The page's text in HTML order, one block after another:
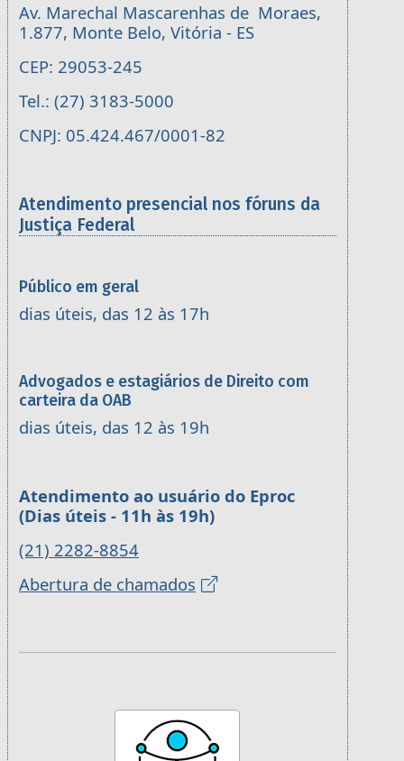
Av. Marechal Mascarenhas de Moraes,
1.877, Monte Belo, Vitória - ES
CEP: 29053-245
Tel.: (27) 3183-5000
CNPJ: 05.424.467/0001-82
Atendimento presencial nos fóruns da
Justiça Federal
Público em geral
dias úteis, das 12 às 17h
Advogados e estagiários de Direito com
carteira da OAB
dias úteis, das 12 às 19h
Atendimento ao usuário do Eproc
(Dias úteis - 11h às 19h)
(21) 2282-8854
Abertura de chamados